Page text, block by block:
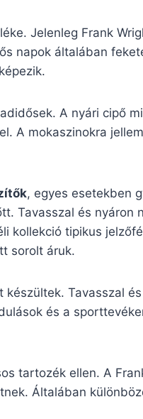
Jelenleg Frank
napok általában
A nyári cipő
A mokaszinokra
, egyes esetekben
Tavasszal és
kollekció tipikus
sorolt áruk.
Tavasszal
és a
tartozék ellen. A
Általában